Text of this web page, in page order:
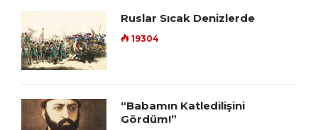
Ruslar Sıcak Denizlerde
19304
“Babamın Katledilişini
Gördüm!”